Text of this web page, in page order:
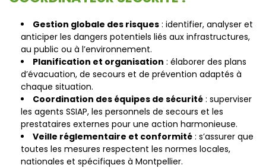
Gestion globale des risques : identifier, analyser et
anticiper les dangers potentiels liés aux infrastructures,
au public ou à l’environnement.
Planification et organisation : élaborer des plans
d’évacuation, de secours et de prévention adaptés à
chaque situation.
Coordination des équipes de sécurité : superviser
les agents SSIAP, les personnels de secours et les
prestataires externes pour une action harmonieuse.
Veille réglementaire et conformité : s’assurer que
toutes les mesures respectent les normes locales,
nationales et spécifiques à Montpellier.